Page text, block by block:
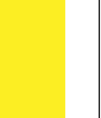
som erbjuder upp till 9,5
laddning. Denna långa
avkopplande helger
på 15W
och återgå till dina